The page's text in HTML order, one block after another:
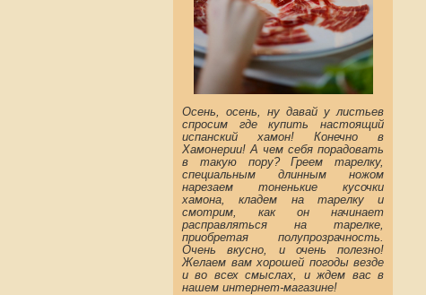
Осень, осень, ну давай у листьев
спросим где купить настоящий
испанский хамон! Конечно в
Хамонерии! А чем себя порадовать
в такую пору? Греем тарелку,
специальным длинным ножом
нарезаем тоненькие кусочки
хамона, кладем на тарелку и
смотрим, как он начинает
расправляться на тарелке,
приобретая полупрозрачность.
Очень вкусно, и очень полезно!
Желаем вам хорошей погоды везде
и во всех смыслах, и ждем вас в
нашем интернет-магазине!